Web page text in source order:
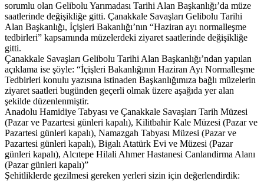
sorumlu olan Gelibolu Yarımadası Tarihi Alan Başkanlığı’da müze
saatlerinde değişikliğe gitti. Çanakkale Savaşları Gelibolu Tarihi
Alan Başkanlığı, İçişleri Bakanlığı’nın “Haziran ayı normalleşme
tedbirleri” kapsamında müzelerdeki ziyaret saatlerinde değişikliğe
gitti.
Çanakkale Savaşları Gelibolu Tarihi Alan Başkanlığı’ndan yapılan
açıklama ise şöyle: “İçişleri Bakanlığının Haziran Ayı Normalleşme
Tedbirleri konulu yazısına istinaden Başkanlığımıza bağlı müzelerin
ziyaret saatleri bugünden geçerli olmak üzere aşağıda yer alan
şekilde düzenlenmiştir.
Anadolu Hamidiye Tabyası ve Çanakkale Savaşları Tarih Müzesi
(Pazar ve Pazartesi günleri kapalı), Kilitbahir Kale Müzesi (Pazar ve
Pazartesi günleri kapalı), Namazgah Tabyası Müzesi (Pazar ve
Pazartesi günleri kapalı), Bigalı Atatürk Evi ve Müzesi (Pazar
günleri kapalı), Alcıtepe Hilali Ahmer Hastanesi Canlandirma Alanı
(Pazar günleri kapalı)”
Şehitliklerde gezilmesi gereken yerleri sizin için değerlendirdik: